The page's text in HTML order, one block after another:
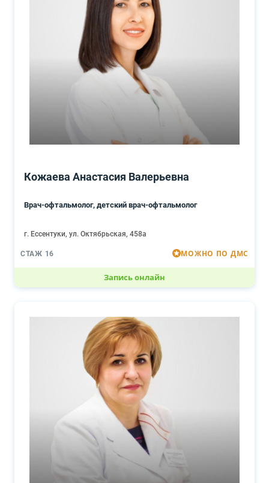
Кожаева Анастасия Валерьевна
Врач-офтальмолог, детский врач-офтальмолог
г. Ессентуки, ул. Октябрьская, 458а
СТАЖ 16 МОЖНО ПО ДМС
Запись онлайн